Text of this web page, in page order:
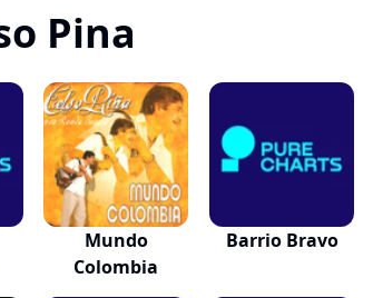
Pina
Mundo
Colombia
Barrio Bravo